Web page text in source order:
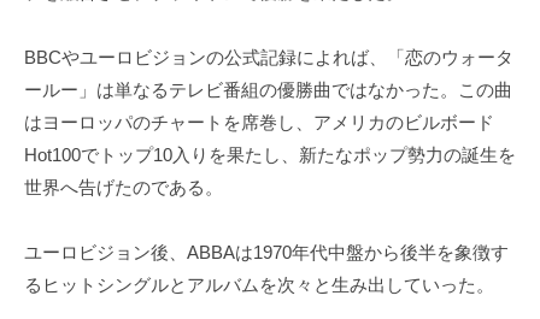
BBCやユーロビジョンの公式記録によれば、「恋のウォータ
ールー」は単なるテレビ番組の優勝曲ではなかった。この曲
はヨーロッパのチャートを席巻し、アメリカのビルボード
Hot100でトップ10入りを果たし、新たなポップ勢力の誕生を
世界へ告げたのである。
ユーロビジョン後、ABBAは1970年代中盤から後半を象徴す
るヒットシングルとアルバムを次々と生み出していった。